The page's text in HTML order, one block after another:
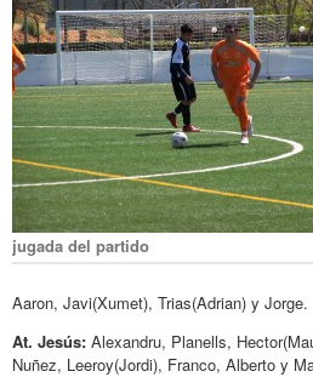
jugada del partido
Aaron, Javi(Xumet), Trias(Adrian) y Jorge.
At. Jesús: Alexandru, Planells,
Nuñez, Leeroy(Jordi), Franco, Alberto y